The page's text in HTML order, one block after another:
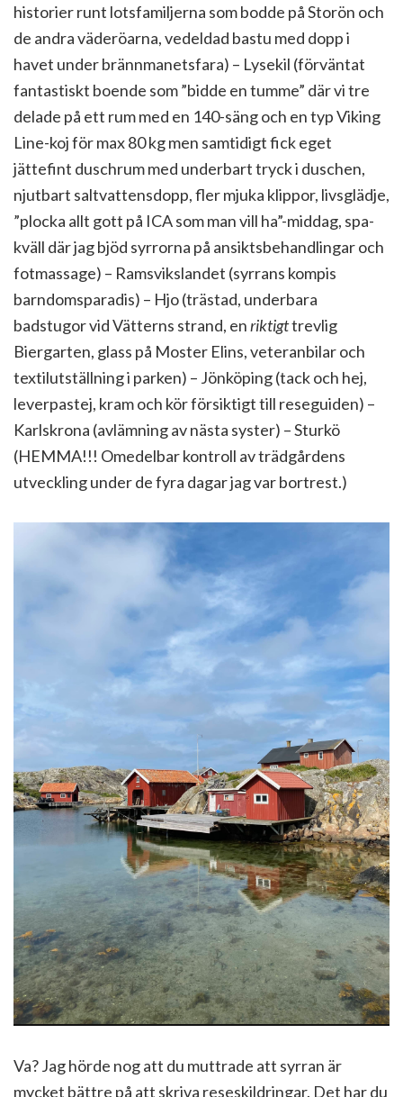
historier runt lotsfamiljerna som bodde på Storön och
de andra väderöarna, vedeldad bastu med dopp i
havet under brännmanetsfara) – Lysekil (förväntat
fantastiskt boende som ”bidde en tumme” där vi tre
delade på ett rum med en 140-säng och en typ Viking
Line-koj för max 80 kg men samtidigt fick eget
jättefint duschrum med underbart tryck i duschen,
njutbart saltvattensdopp, fler mjuka klippor, livsglädje,
”plocka allt gott på ICA som man vill ha”-middag, spa-
kväll där jag bjöd syrrorna på ansiktsbehandlingar och
fotmassage) – Ramsvikslandet (syrrans kompis
barndomsparadis) – Hjo (trästad, underbara
badstugor vid Vätterns strand, enriktigttrevlig
Biergarten, glass på Moster Elins, veteranbilar och
textilutställning i parken) – Jönköping (tack och hej,
leverpastej, kram och kör försiktigt till reseguiden) –
Karlskrona (avlämning av nästa syster) – Sturkö
(HEMMA!!! Omedelbar kontroll av trädgårdens
utveckling under de fyra dagar jag var bortrest.)
Va? Jag hörde nog att du muttrade att syrran är
mycket bättre på att skriva reseskildringar. Det har du